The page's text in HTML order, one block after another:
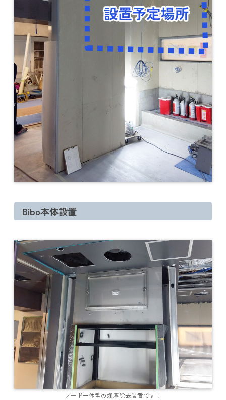
Bibo本体設置
フード一体型の煤塵除去装置です！